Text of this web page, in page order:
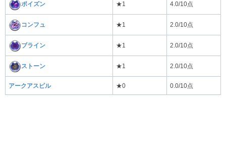
ポイズン ★1 4.0/10点
コンフュ ★1 2.0/10点
ブライン ★1 2.0/10点
ストーン ★1 2.0/10点
アークアスピル ★0 0.0/10点